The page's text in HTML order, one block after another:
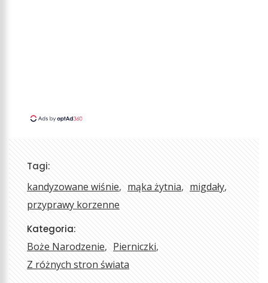
Tagi:
kandyzowane wiśnie mąka żytnia
migdały
przyprawy korzenne
Kategoria:
Boże Narodzenie
Pierniczki
Z różnych stron świata